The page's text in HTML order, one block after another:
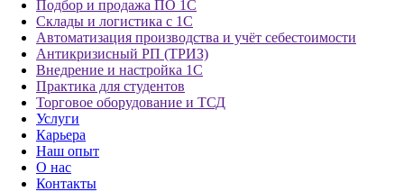
Подбор и продажа ПО 1С
Склады и логистика с 1С
Автоматизация производства и учёт себестоимости
Антикризисный РП (ТРИЗ)
Внедрение и настройка 1С
Практика для студентов
Торговое оборудование и ТСД
Услуги
Карьера
Наш опыт
О нас
Контакты